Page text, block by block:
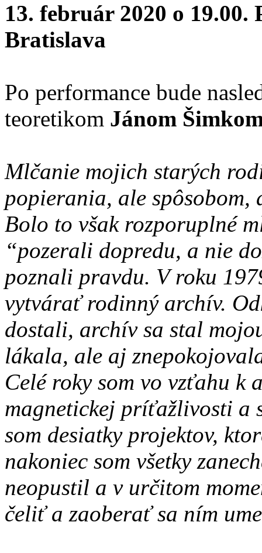
13. február 2020 o
Bratislava
Po performance bude
teoretikom Jánom
Mlčanie mojich starých
popierania, ale spôsobom,
Bolo to však rozporuplné
“pozerali dopredu, a nie
poznali pravdu. V roku
vytvárať rodinný archív.
dostali, archív sa stal
lákala, ale aj
Celé roky som vo vzťahu k
magnetickej príťažlivosti a
som desiatky projektov,
nakoniec som všetky
neopustil a v určitom
čeliť a zaoberať sa ním